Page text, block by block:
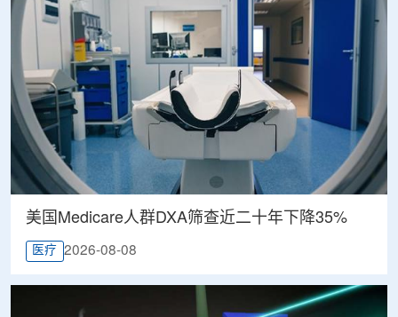
美国Medicare人群DXA筛查近二十年下降35%
医疗 2026-08-08